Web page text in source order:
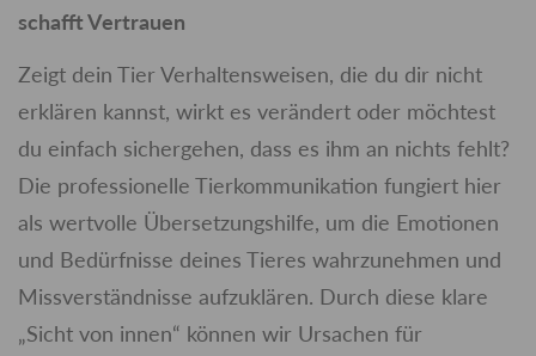
schafft Vertrauen
Zeigt dein Tier Verhaltensweisen, die du dir nicht
erklären kannst, wirkt es verändert oder möchtest
du einfach sichergehen, dass es ihm an nichts fehlt?
Die professionelle Tierkommunikation fungiert hier
als wertvolle Übersetzungshilfe, um die Emotionen
und Bedürfnisse deines Tieres wahrzunehmen und
Missverständnisse aufzuklären. Durch diese klare
„Sicht von innen“ können wir Ursachen für